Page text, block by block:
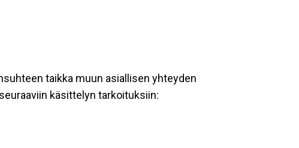
taikka muun asiallisen yhteyden
käsittelyn tarkoituksiin: